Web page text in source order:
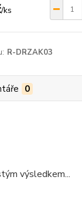
/ks
R-DRZAK03
0
výsledkem...